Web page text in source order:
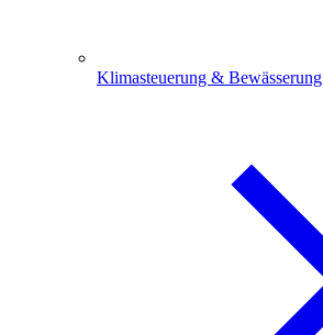
Klimasteuerung & Bewässerung